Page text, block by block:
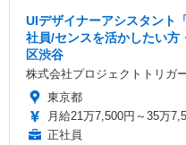
UIデザイナーアシスタント
社員/センスを活かしたい
区渋谷
株式会社プロジェクトトリガ
東京都
月給21万7,500円～35万
正社員